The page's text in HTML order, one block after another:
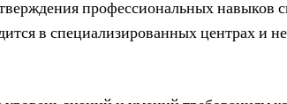
профессиональных навыков
в специализированных центрах и